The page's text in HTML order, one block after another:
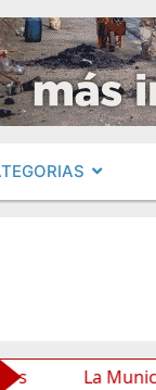
La Municipalidad